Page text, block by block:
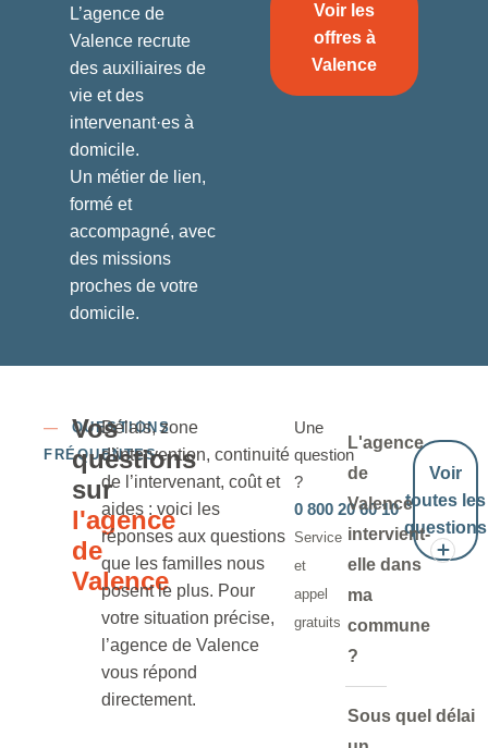
L’agence de
Valence recrute
des auxiliaires de
vie et des
intervenant·es à
domicile.
Un métier de lien,
formé et
accompagné, avec
des missions
proches de votre
domicile.
Voir les
offres à
Valence
— QUESTIONS
FRÉQUENTES
Vos
questions
sur
l'agence
de
Valence
Délais, zone
d’intervention, continuité
de l’intervenant, coût et
aides : voici les
réponses aux questions
que les familles nous
posent le plus. Pour
votre situation précise,
l’agence de Valence
vous répond
directement.
Une
question
?
0 800 20 60 10
Service
et
appel
gratuits
Voir
toutes les
questions
L'agence
de
Valence
intervient-
elle dans
ma
commune
?
Sous quel délai